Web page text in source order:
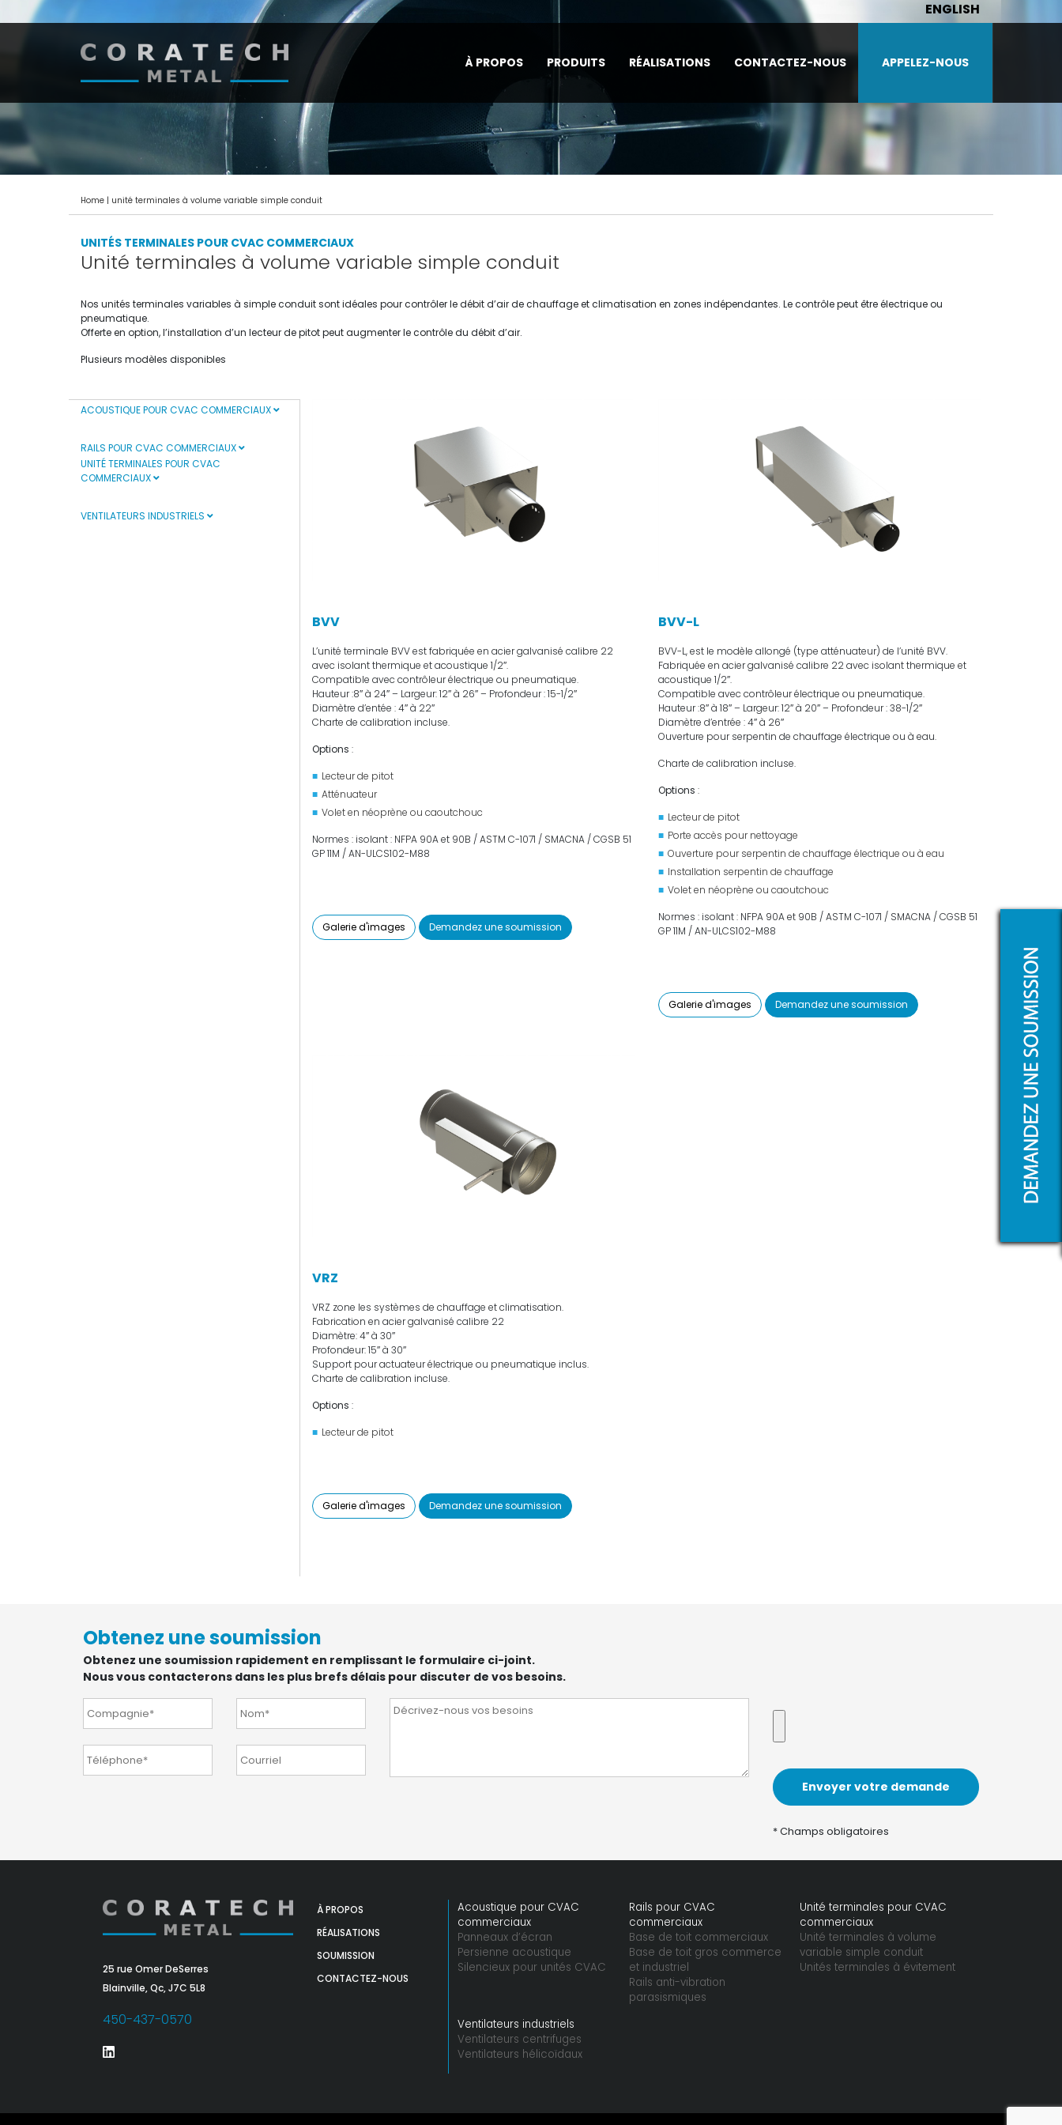
ENGLISH
À PROPOS PRODUITS RÉALISATIONS CONTACTEZ-NOUS APPELEZ-NOUS
Home | unité terminales à volume variable simple conduit
UNITÉS TERMINALES POUR CVAC COMMERCIAUX
Unité terminales à volume variable simple conduit
Nos unités terminales variables à simple conduit sont idéales pour contrôler le débit d’air de chauffage et climatisation en zones indépendantes. Le contrôle peut être électrique ou
pneumatique.
Offerte en option, l’installation d’un lecteur de pitot peut augmenter le contrôle du débit d’air.
Plusieurs modèles disponibles
ACOUSTIQUE POUR CVAC COMMERCIAUX
RAILS POUR CVAC COMMERCIAUX
UNITÉ TERMINALES POUR CVAC
COMMERCIAUX
VENTILATEURS INDUSTRIELS
BVV
L’unité terminale BVV est fabriquée en acier galvanisé calibre 22
avec isolant thermique et acoustique 1/2″.
Compatible avec contrôleur électrique ou pneumatique.
Hauteur :8″ à 24″ – Largeur: 12″ à 26″ – Profondeur : 15-1/2″
Diamètre d’entée : 4″ à 22″
Charte de calibration incluse.
Options :
Lecteur de pitot
Atténuateur
Volet en néoprène ou caoutchouc
Normes : isolant : NFPA 90A et 90B / ASTM C-1071 / SMACNA / CGSB 51
GP 11M / AN-ULCS102-M88
Galerie d'images Demandez une soumission
BVV-L
BVV-L, est le modèle allongé (type atténuateur) de l’unité BVV.
Fabriquée en acier galvanisé calibre 22 avec isolant thermique et
acoustique 1/2″.
Compatible avec contrôleur électrique ou pneumatique.
Hauteur :8″ à 18″ – Largeur: 12″ à 20″ – Profondeur : 38-1/2″
Diamètre d’entrée : 4″ à 26″
Ouverture pour serpentin de chauffage électrique ou à eau.
Charte de calibration incluse.
Options :
Lecteur de pitot
Porte accès pour nettoyage
Ouverture pour serpentin de chauffage électrique ou à eau
Installation serpentin de chauffage
Volet en néoprène ou caoutchouc
Normes : isolant : NFPA 90A et 90B / ASTM C-1071 / SMACNA / CGSB 51
GP 11M / AN-ULCS102-M88
Galerie d'images Demandez une soumission
VRZ
VRZ zone les systèmes de chauffage et climatisation.
Fabrication en acier galvanisé calibre 22
Diamètre: 4″ à 30″
Profondeur: 15″ à 30″
Support pour actuateur électrique ou pneumatique inclus.
Charte de calibration incluse.
Options :
Lecteur de pitot
Galerie d'images Demandez une soumission
Obtenez une soumission
Obtenez une soumission rapidement en remplissant le formulaire ci-joint.
Nous vous contacterons dans les plus brefs délais pour discuter de vos besoins.
* Champs obligatoires
25 rue Omer DeSerres
Blainville, Qc, J7C 5L8
450-437-0570
À PROPOS
RÉALISATIONS
SOUMISSION
CONTACTEZ-NOUS
Acoustique pour CVAC
commerciaux
Panneaux d’écran
Persienne acoustique
Silencieux pour unités CVAC
Rails pour CVAC
commerciaux
Base de toit commerciaux
Base de toit gros commerce
et industriel
Rails anti-vibration
parasismiques
Unité terminales pour CVAC
commerciaux
Unité terminales à volume
variable simple conduit
Unités terminales à évitement
Ventilateurs industriels
Ventilateurs centrifuges
Ventilateurs hélicoïdaux